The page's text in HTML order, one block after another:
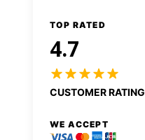
TOP RATED
4.7
CUSTOMER RATING
WE ACCEPT